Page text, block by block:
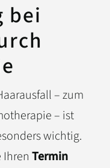
bei
– zum
– ist
wichtig.
Ihren Termin